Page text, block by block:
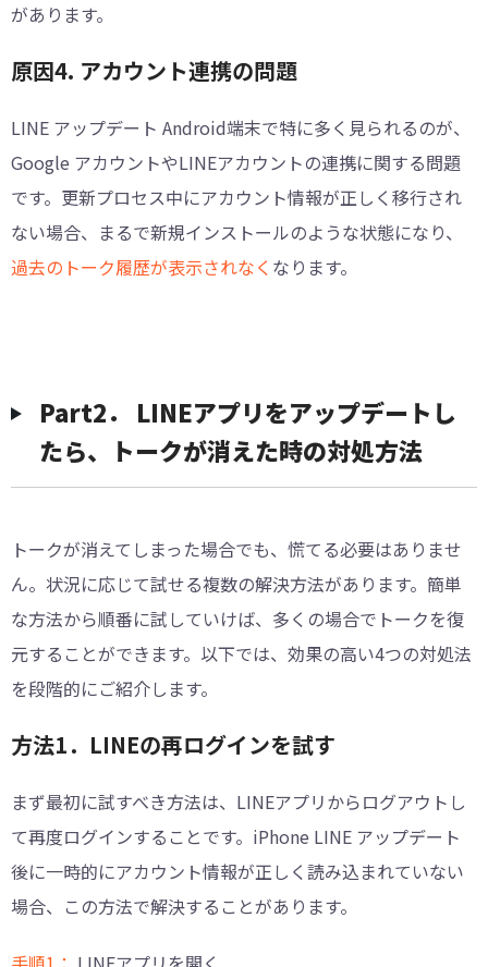
があります。
原因4. アカウント連携の問題
LINE アップデート Android端末で特に多く見られるのが、
Google アカウントやLINEアカウントの連携に関する問題
です。更新プロセス中にアカウント情報が正しく移行され
ない場合、まるで新規インストールのような状態になり、
過去のトーク履歴が表示されなく なります。
Part2． LINEアプリをアップデートし
たら、トークが消えた時の対処方法
トークが消えてしまった場合でも、慌てる必要はありませ
ん。状況に応じて試せる複数の解決方法があります。簡単
な方法から順番に試していけば、多くの場合でトークを復
元することができます。以下では、効果の高い4つの対処法
を段階的にご紹介します。
方法1．LINEの再ログインを試す
まず最初に試すべき方法は、LINEアプリからログアウトし
て再度ログインすることです。iPhone LINE アップデート
後に一時的にアカウント情報が正しく読み込まれていない
場合、この方法で解決することがあります。